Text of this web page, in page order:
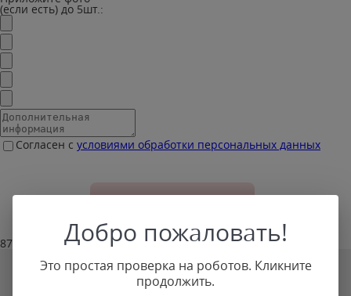
(если есть) до 5шт.:
Согласен с условиями обработки персональных данных
87% клиентов устроило наше предложение
Если по каким-то причинам Вы не смогли оставить заявку
на сайте позвоните нам по телефону:
Добро пожаловать!
Это простая проверка на роботов. Кликните
продолжить.